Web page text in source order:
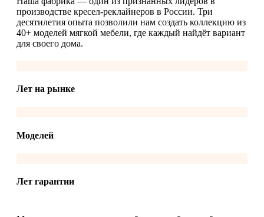
производстве кресел-реклайнеров в России. Три
десятилетия опыта позволили нам создать коллекцию из
40+ моделей мягкой мебели, где каждый найдёт вариант
для своего дома.
Лет на рынке
Моделей
Лет гарантии